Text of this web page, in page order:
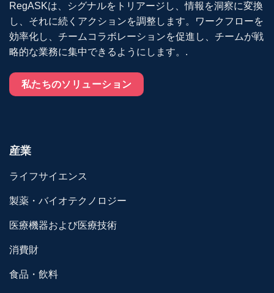
RegASKは、シグナルをトリアージし、情報を洞察に変換
し、それに続くアクションを調整します。ワークフローを
効率化し、チームコラボレーションを促進し、チームが戦
略的な業務に集中できるようにします。.
私たちのソリューション
産業
ライフサイエンス
製薬・バイオテクノロジー
医療機器および医療技術
消費財
食品・飲料